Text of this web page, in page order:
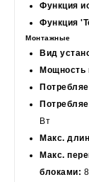
Функция
Функция
Монтажные
Вид
Мощность
Вт
Макс.
Макс.
блоками: